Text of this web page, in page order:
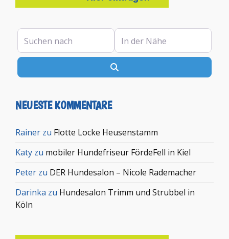
Suchen nach In der Nähe
NEUESTE KOMMENTARE
Rainer zu Flotte Locke Heusenstamm
Katy zu mobiler Hundefriseur FördeFell in Kiel
Peter zu DER Hundesalon – Nicole Rademacher
Darinka zu Hundesalon Trimm und Strubbel in
Köln